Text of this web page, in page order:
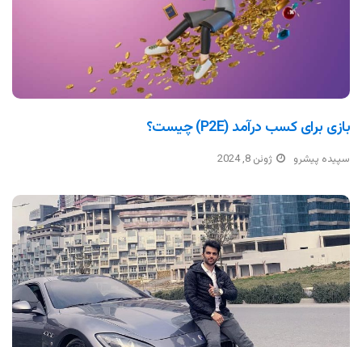
بازی برای کسب درآمد (P2E) چیست؟
سپیده پیشرو ژوئن 8, 2024